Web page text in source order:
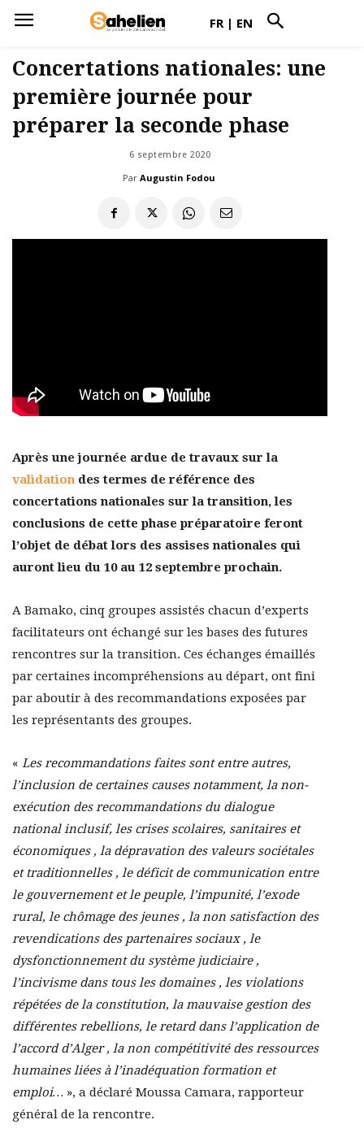
FR | EN
Concertations nationales: une
première journée pour
préparer la seconde phase
6 septembre 2020
Par Augustin Fodou
Après une journée ardue de travaux sur la
validation des termes de référence des
concertations nationales sur la transition, les
conclusions de cette phase préparatoire feront
l’objet de débat lors des assises nationales qui
auront lieu du 10 au 12 septembre prochain.
A Bamako, cinq groupes assistés chacun d’experts
facilitateurs ont échangé sur les bases des futures
rencontres sur la transition. Ces échanges émaillés
par certaines incompréhensions au départ, ont fini
par aboutir à des recommandations exposées par
les représentants des groupes.
« Les recommandations faites sont entre autres,
l’inclusion de certaines causes notamment, la non-
exécution des recommandations du dialogue
national inclusif, les crises scolaires, sanitaires et
économiques , la dépravation des valeurs sociétales
et traditionnelles , le déficit de communication entre
le gouvernement et le peuple, l’impunité, l’exode
rural, le chômage des jeunes , la non satisfaction des
revendications des partenaires sociaux , le
dysfonctionnement du système judiciaire ,
l’incivisme dans tous les domaines , les violations
répétées de la constitution, la mauvaise gestion des
différentes rebellions, le retard dans l’application de
l’accord d’Alger , la non compétitivité des ressources
humaines liées à l’inadéquation formation et
emploi… », a déclaré Moussa Camara, rapporteur
général de la rencontre.